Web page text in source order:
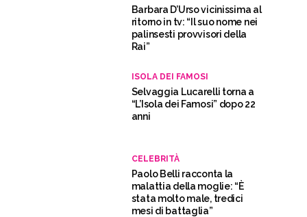
Barbara D’Urso vicinissima al
ritorno in tv: “Il suo nome nei
palinsesti provvisori della
Rai”
ISOLA DEI FAMOSI
Selvaggia Lucarelli torna a
“L’Isola dei Famosi” dopo 22
anni
CELEBRITÀ
Paolo Belli racconta la
malattia della moglie: “È
stata molto male, tredici
mesi di battaglia”